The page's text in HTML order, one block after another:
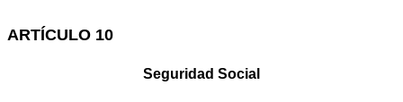
ARTÍCULO 10
Seguridad Social